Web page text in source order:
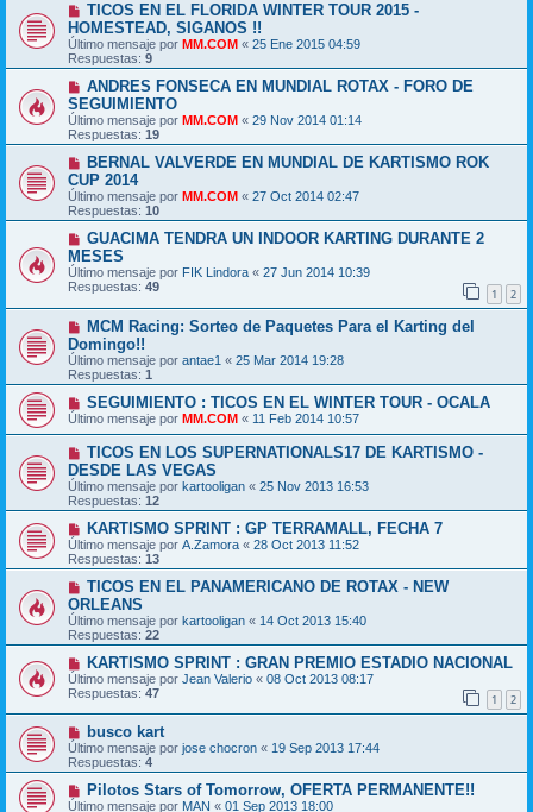
TICOS EN EL FLORIDA WINTER TOUR 2015 -
HOMESTEAD, SIGANOS !!
Último mensaje por MM.COM « 25 Ene 2015 04:59
Respuestas: 9
ANDRES FONSECA EN MUNDIAL ROTAX - FORO DE
SEGUIMIENTO
Último mensaje por MM.COM « 29 Nov 2014 01:14
Respuestas: 19
BERNAL VALVERDE EN MUNDIAL DE KARTISMO ROK
CUP 2014
Último mensaje por MM.COM « 27 Oct 2014 02:47
Respuestas: 10
GUACIMA TENDRA UN INDOOR KARTING DURANTE 2
MESES
Último mensaje por FIK Lindora « 27 Jun 2014 10:39
Respuestas: 49 1 2
MCM Racing: Sorteo de Paquetes Para el Karting del
Domingo!!
Último mensaje por antae1 « 25 Mar 2014 19:28
Respuestas: 1
SEGUIMIENTO : TICOS EN EL WINTER TOUR - OCALA
Último mensaje por MM.COM « 11 Feb 2014 10:57
TICOS EN LOS SUPERNATIONALS17 DE KARTISMO -
DESDE LAS VEGAS
Último mensaje por kartooligan « 25 Nov 2013 16:53
Respuestas: 12
KARTISMO SPRINT : GP TERRAMALL, FECHA 7
Último mensaje por A.Zamora « 28 Oct 2013 11:52
Respuestas: 13
TICOS EN EL PANAMERICANO DE ROTAX - NEW
ORLEANS
Último mensaje por kartooligan « 14 Oct 2013 15:40
Respuestas: 22
KARTISMO SPRINT : GRAN PREMIO ESTADIO NACIONAL
Último mensaje por Jean Valerio « 08 Oct 2013 08:17
Respuestas: 47 1 2
busco kart
Último mensaje por jose chocron « 19 Sep 2013 17:44
Respuestas: 4
Pilotos Stars of Tomorrow, OFERTA PERMANENTE!!
Último mensaje por MAN « 01 Sep 2013 18:00